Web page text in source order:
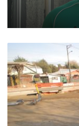
e
n
i
d
a